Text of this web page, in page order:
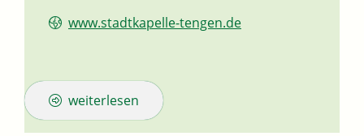
www.stadtkapelle-tengen.de
weiterlesen